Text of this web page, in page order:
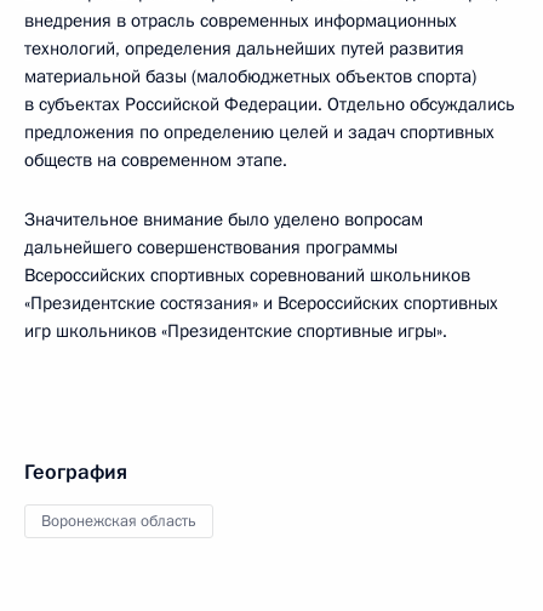
внедрения в отрасль современных информационных
технологий, определения дальнейших путей развития
материальной базы (малобюджетных объектов спорта)
в субъектах Российской Федерации. Отдельно обсуждались
предложения по определению целей и задач спортивных
обществ на современном этапе.
Значительное внимание было уделено вопросам
дальнейшего совершенствования программы
Всероссийских спортивных соревнований школьников
«Президентские состязания» и Всероссийских спортивных
игр школьников «Президентские спортивные игры».
География
Воронежская область